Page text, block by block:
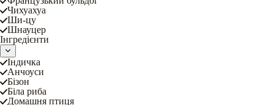
Чихуахуа
Ши-цу
Шнауцер
Інгредієнти
Індичка
Анчоуси
Бізон
Біла риба
Домашня птиця